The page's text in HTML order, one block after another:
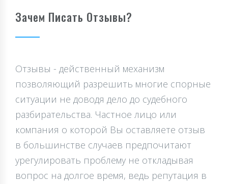
Зачем Писать Отзывы?
Отзывы - действенный механизм
позволяющий разрешить многие спорные
ситуации не доводя дело до судебного
разбирательства. Частное лицо или
компания о которой Вы оставляете отзыв
в большинстве случаев предпочитают
урегулировать проблему не откладывая
вопрос на долгое время, ведь репутация в